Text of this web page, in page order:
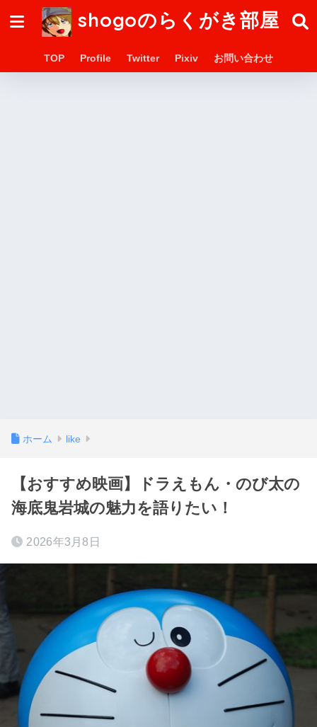
shogoのらくがき部屋
TOP Profile Twitter Pixiv お問い合わせ
ホーム like
【おすすめ映画】ドラえもん・のび太の
海底鬼岩城の魅力を語りたい！
2026年3月8日